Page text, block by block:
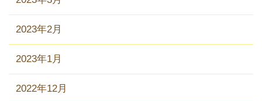
2023年2月
2023年1月
2022年12月